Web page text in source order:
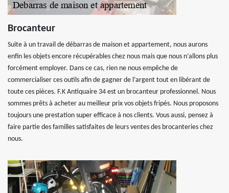
Brocanteur
Suite à un travail de débarras de maison et appartement, nous aurons
enfin les objets encore récupérables chez nous mais que nous n’allons plus
forcément employer. Dans ce cas, rien ne nous empêche de
commercialiser ces outils afin de gagner de l’argent tout en libérant de
toute ces pièces. F.K Antiquaire 34 est un brocanteur professionnel. Nous
sommes prêts à acheter au meilleur prix vos objets fripés. Nous proposons
toujours une prestation super efficace à nos clients. Vous aussi, pensez à
faire partie des familles satisfaites de leurs ventes des brocanteries chez
nous.